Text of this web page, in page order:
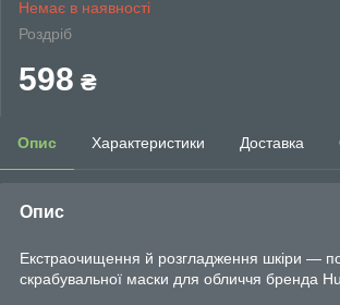
Немає в наявності
Роздріб
598 ₴
Опис Характеристики Доставка
Опис
Екстраочищення й розгладження шкіри —
скрабувальної маски для обличчя бренда